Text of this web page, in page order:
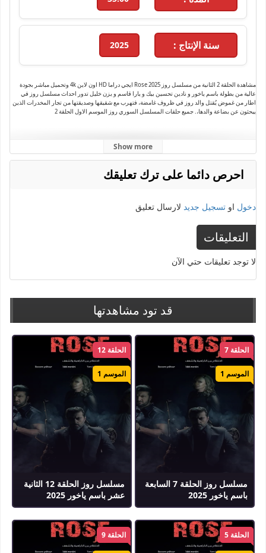
سنة الإنتاج : 2025
مشاهدة الحلقة 2 الثانية من مسلسل روز Rose 2025 ايجي دراما HD اون لاين 4k وتحميل مباشر بجودة
عالية من بطولة باسم ياخور و نادين تحسين بيك و يارا قاسم و يزن خليل تدور احداث مسلسل روز في
اطار من ﻏﻤﻮﺽ يُقتل والد روز في ظروف غامضة، فتهرب مع شقيقها وصديقتها من تجار المخدرات الذين
يبحثون عن بضاعة والدها،. جميع حلقات المسلسل السوري روز الموسم الاول الحلقة 2
الكلمات الدلالية :مسلسل روز,الحلقة 2 ,مسلسلات رمضان 2025 ,رمضان 2025 ,ايجي دراما,
باسم ياخور 2025
, روز باسم ياخور كاملة مسلسل مسلسل روز الحلقة 2
مسلسل روز حلقة 2 مسلسل روز كامل
Show more
احرص دائما على ترك تعليقك
دخول او تسجيل جديد لارسال تعليق
التعليقات
لا توجد تعليقات حتي الآن
قد تود مشاهدتها
مسلسل روز الحلقة 7 السابعة
باسم ياخور 2025
الحلقة 7
الموسم 1
مسلسل روز الحلقة 12 الثانية
عشر باسم ياخور 2025
الحلقة 12
الموسم 1
الحلقة 5 الحلقة 9